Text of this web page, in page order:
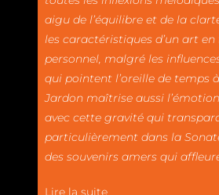
aigu de l’équilibre et de la
les caractéristiques d’un art
personnel, malgré les
qui pointent l’oreille de temps
Jardon maîtrise aussi
avec cette gravité qui
particulièrement dans la
des souvenirs amers qui
Lire la suite